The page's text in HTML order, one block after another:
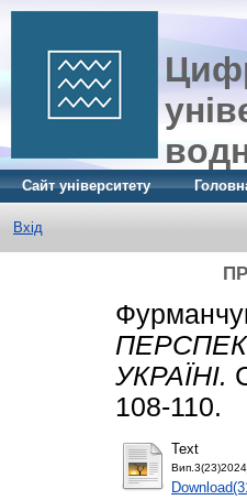
Сайт університету
Вхід
УКРАЇНІ.
108-110.
Text